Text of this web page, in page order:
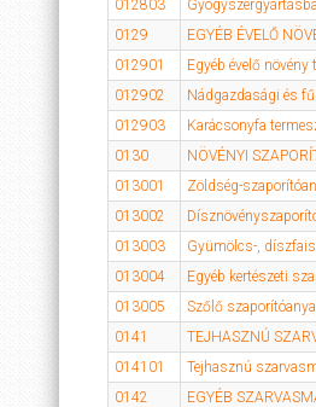
012803
0129
EGYÉB ÉVELŐ
012901
Egyéb évelő
012902
Nádgazdasági és
012903
Karácsonyfa
0130
NÖVÉNYI
013001
Zöldség-
013002
013003
Gyümölcs-,
013004
Egyéb kertészeti
013005
Szőlő
0141
TEJHASZNÚ
014101
Tejhasznú
0142
EGYÉB